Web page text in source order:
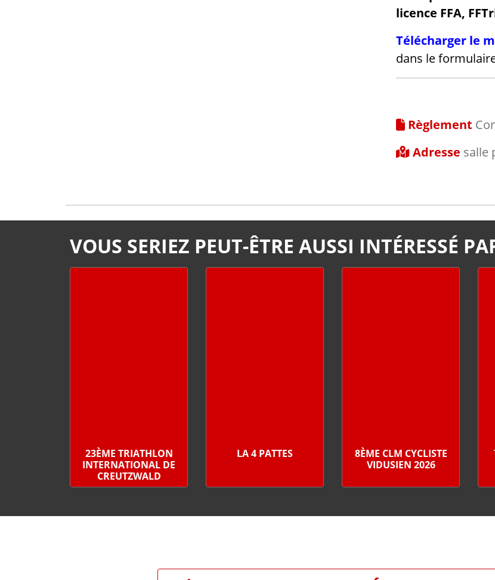
licence FFA,
Télécharger le
dans le
Règlement
Adresse salle
VOUS SERIEZ PEUT-ÊTRE AUSSI INTÉRESSÉ
23ÈME TRIATHLON
INTERNATIONAL DE
CREUTZWALD
LA 4 PATTES
8ÈME CLM CYCLISTE
VIDUSIEN 2026